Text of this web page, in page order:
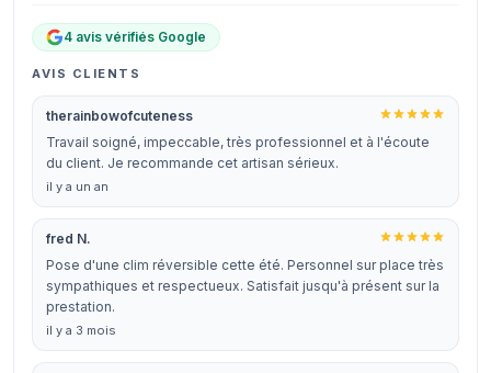
4 avis vérifiés Google
AVIS CLIENTS
therainbowofcuteness
Travail soigné, impeccable, très professionnel et à l'écoute
du client. Je recommande cet artisan sérieux.
il y a un an
fred N.
Pose d'une clim réversible cette été. Personnel sur place très
sympathiques et respectueux. Satisfait jusqu'à présent sur la
prestation.
il y a 3 mois